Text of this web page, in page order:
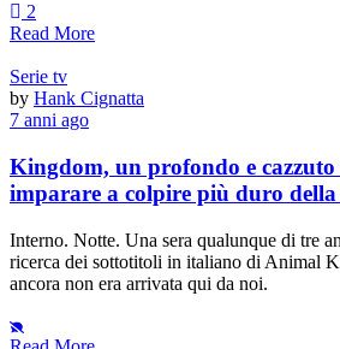
2
Read More
Serie tv
by Hank Cignatta
7 anni ago
Kingdom, un profondo e cazzuto
imparare a colpire più duro
Interno. Notte. Una sera qualunque di tre
ricerca dei sottotitoli in italiano di Animal
ancora non era arrivata qui da noi.